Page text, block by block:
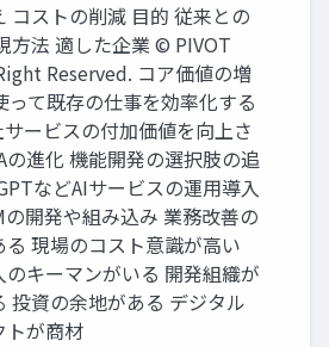
コストの削減 目的 従来との
方法 適した企業 ©︎ PIVOT
Reserved. コア価値の増
って既存の仕事を効率化する
ービスの付加価値を向上さ
の進化 機能開発の選択肢の追
などAIサービスの運用導入
の開発や組み込み 業務改善の
る 現場のコスト意識が高い
のキーマンがいる 開発組織が
投資の余地がある デジタル
トが商材